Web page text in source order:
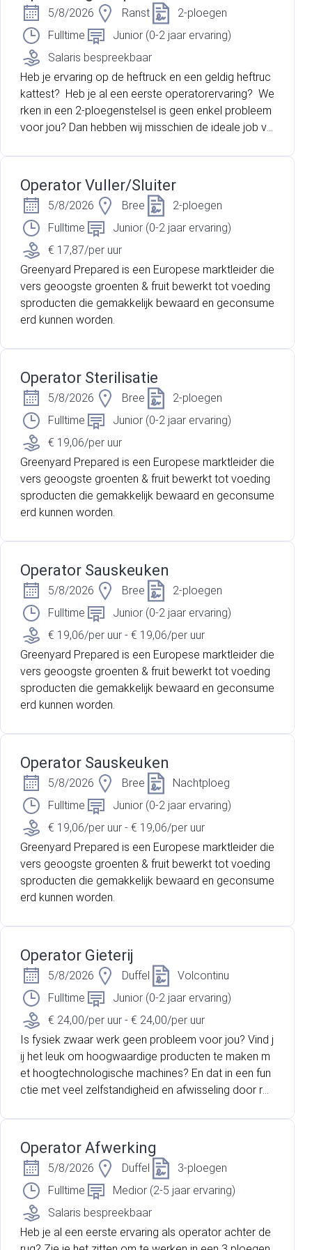
5/8/2026 Ranst
2-ploegen
Fulltime
Junior (0-2 jaar ervaring)
Salaris bespreekbaar
Heb je ervaring op de heftruck en een geldig heftruc
kattest? Heb je al een eerste operatorervaring? We
rken in een 2-ploegenstelsel is geen enkel probleem
voor jou? Dan hebben wij misschien de ideale job vo
Operator Vuller/Sluiter
5/8/2026 Bree
2-ploegen
Fulltime
Junior (0-2 jaar ervaring)
€ 17,87/per uur
Greenyard Prepared is een Europese marktleider die
vers geoogste groenten & fruit bewerkt tot voeding
sproducten die gemakkelijk bewaard en geconsume
erd kunnen worden.
Operator Sterilisatie
5/8/2026 Bree
2-ploegen
Fulltime
Junior (0-2 jaar ervaring)
€ 19,06/per uur
Greenyard Prepared is een Europese marktleider die
vers geoogste groenten & fruit bewerkt tot voeding
sproducten die gemakkelijk bewaard en geconsume
erd kunnen worden.
Operator Sauskeuken
5/8/2026 Bree
2-ploegen
Fulltime
Junior (0-2 jaar ervaring)
€ 19,06/per uur - € 19,06/per uur
Greenyard Prepared is een Europese marktleider die
vers geoogste groenten & fruit bewerkt tot voeding
sproducten die gemakkelijk bewaard en geconsume
erd kunnen worden.
Operator Sauskeuken
5/8/2026 Bree
Nachtploeg
Fulltime
Junior (0-2 jaar ervaring)
€ 19,06/per uur - € 19,06/per uur
Greenyard Prepared is een Europese marktleider die
vers geoogste groenten & fruit bewerkt tot voeding
sproducten die gemakkelijk bewaard en geconsume
erd kunnen worden.
Operator Gieterij
5/8/2026 Duffel
Volcontinu
Fulltime
Junior (0-2 jaar ervaring)
€ 24,00/per uur - € 24,00/per uur
Is fysiek zwaar werk geen probleem voor jou? Vind j
ij het leuk om hoogwaardige producten te maken m
et hoogtechnologische machines? En dat in een fun
ctie met veel zelfstandigheid en afwisseling door rot
dan hebben wij misschien wel de ideale job voor jou!
Operator Afwerking
5/8/2026 Duffel
3-ploegen
Fulltime
Medior (2-5 jaar ervaring)
Salaris bespreekbaar
Heb je al een eerste ervaring als operator achter de